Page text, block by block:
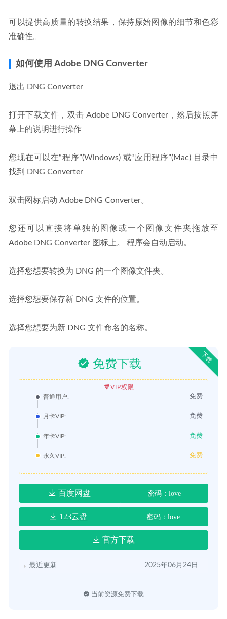
可以提供高质量的转换结果，保持原始图像的细节和色彩
准确性。
如何使用 Adobe DNG Converter
退出 DNG Converter
打开下载文件，双击 Adobe DNG Converter，然后按照屏
幕上的说明进行操作
您现在可以在“程序”(Windows) 或“应用程序”(Mac) 目录中
找到 DNG Converter
双击图标启动 Adobe DNG Converter。
您还可以直接将单独的图像或一个图像文件夹拖放至
Adobe DNG Converter 图标上。 程序会自动启动。
选择您想要转换为 DNG 的一个图像文件夹。
选择您想要保存新 DNG 文件的位置。
选择您想要为新 DNG 文件命名的名称。
下载
免费下载
VIP权限
普通用户:
免费
月卡VIP: 免费
年卡VIP: 免费
永久VIP: 免费
百度网盘 密码：love
123云盘 密码：love
官方下载
最近更新 2025年06月24日
当前资源免费下载